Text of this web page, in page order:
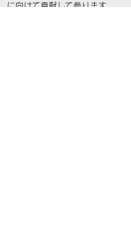
に向けて貢献して参ります。